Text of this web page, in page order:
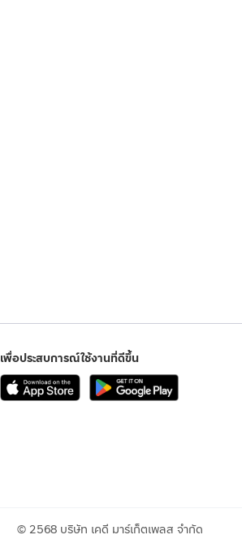
เพื่อประสบการณ์ใช้งานที่ดีขึ้น
© 2568 บริษัท เคดี มาร์เก็ตเพลส จำกัด